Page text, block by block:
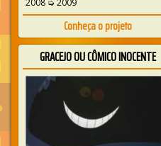
2008 ➭ 2009
Conheça o projeto
GRACEJO OU CÔMICO INOCENTE